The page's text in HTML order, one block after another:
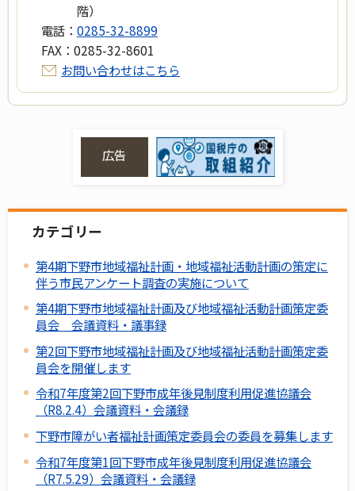
階）
電話： 0285-32-8899
FAX： 0285-32-8601
お問い合わせはこちら
広告
カテゴリー
第4期下野市地域福祉計画・地域福祉活動計画の策定に
伴う市民アンケート調査の実施について
第4期下野市地域福祉計画及び地域福祉活動計画策定委
員会 会議資料・議事録
第2回下野市地域福祉計画及び地域福祉活動計画策定委
員会を開催します
令和7年度第2回下野市成年後見制度利用促進協議会
（R8.2.4）会議資料・会議録
下野市障がい者福祉計画策定委員会の委員を募集します
令和7年度第1回下野市成年後見制度利用促進協議会
（R7.5.29）会議資料・会議録